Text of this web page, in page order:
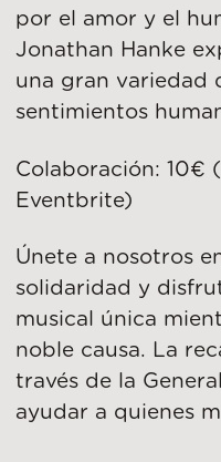
por el amor y el
Jonathan Hanke
una gran variedad
sentimientos
Colaboración: 10€
Eventbrite)
Únete a nosotros
solidaridad y
musical única
noble causa. La
través de la
ayudar a quienes